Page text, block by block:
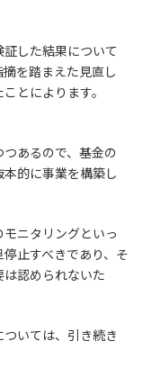
した結果について
を踏まえた見直し
とによります。
あるので、基金の
的に事業を構築し
ニタリングといっ
止すべきであり、そ
認められないた
いては、引き続き